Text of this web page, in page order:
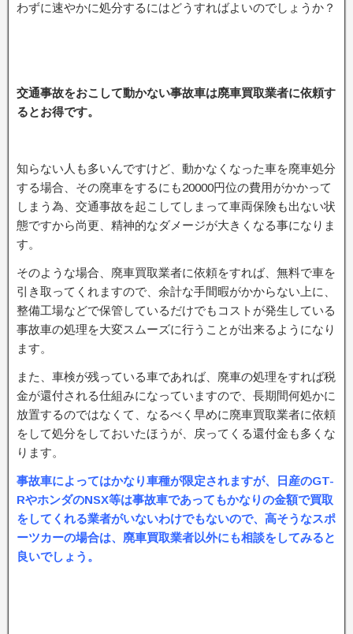
わずに速やかに処分するにはどうすればよいのでしょうか？
交通事故をおこして動かない事故車は廃車買取業者に依頼す
るとお得です。
知らない人も多いんですけど、動かなくなった車を廃車処分
する場合、その廃車をするにも20000円位の費用がかかって
しまう為、交通事故を起こしてしまって車両保険も出ない状
態ですから尚更、精神的なダメージが大きくなる事になりま
す。
そのような場合、廃車買取業者に依頼をすれば、無料で車を
引き取ってくれますので、余計な手間暇がかからない上に、
整備工場などで保管しているだけでもコストが発生している
事故車の処理を大変スムーズに行うことが出来るようになり
ます。
また、車検が残っている車であれば、廃車の処理をすれば税
金が還付される仕組みになっていますので、長期間何処かに
放置するのではなくて、なるべく早めに廃車買取業者に依頼
をして処分をしておいたほうが、戻ってくる還付金も多くな
ります。
事故車によってはかなり車種が限定されますが、日産のGT-
RやホンダのNSX等は事故車であってもかなりの金額で買取
をしてくれる業者がいないわけでもないので、高そうなスポ
ーツカーの場合は、廃車買取業者以外にも相談をしてみると
良いでしょう。